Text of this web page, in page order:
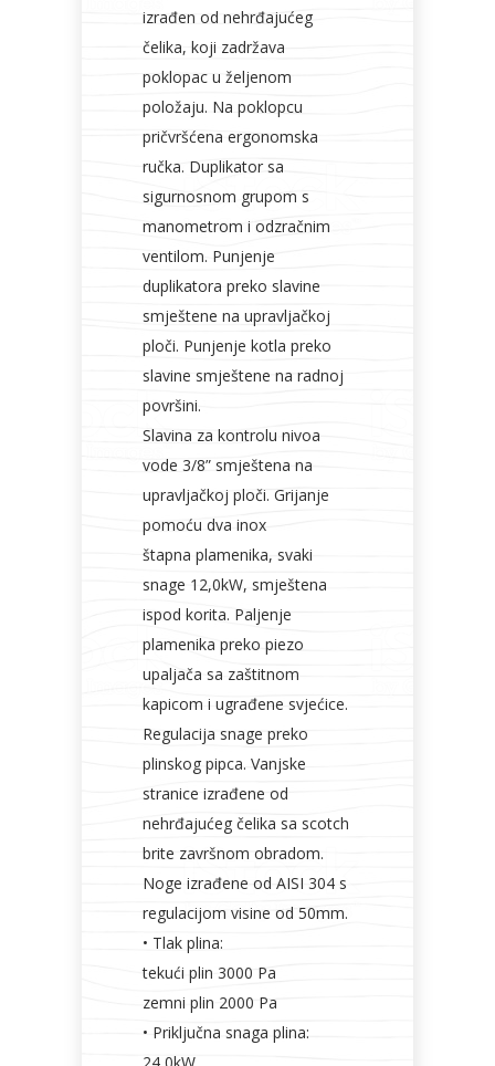
izrađen od nehrđajućeg
čelika, koji zadržava
poklopac u željenom
položaju. Na poklopcu
pričvršćena ergonomska
ručka. Duplikator sa
sigurnosnom grupom s
manometrom i odzračnim
ventilom. Punjenje
duplikatora preko slavine
smještene na upravljačkoj
ploči. Punjenje kotla preko
slavine smještene na radnoj
površini.
Slavina za kontrolu nivoa
vode 3/8” smještena na
upravljačkoj ploči. Grijanje
pomoću dva inox
štapna plamenika, svaki
snage 12,0kW, smještena
ispod korita. Paljenje
plamenika preko piezo
upaljača sa zaštitnom
kapicom i ugrađene svjećice.
Regulacija snage preko
plinskog pipca. Vanjske
stranice izrađene od
nehrđajućeg čelika sa scotch
brite završnom obradom.
Noge izrađene od AISI 304 s
regulacijom visine od 50mm.
• Tlak plina:
tekući plin 3000 Pa
zemni plin 2000 Pa
• Priključna snaga plina: